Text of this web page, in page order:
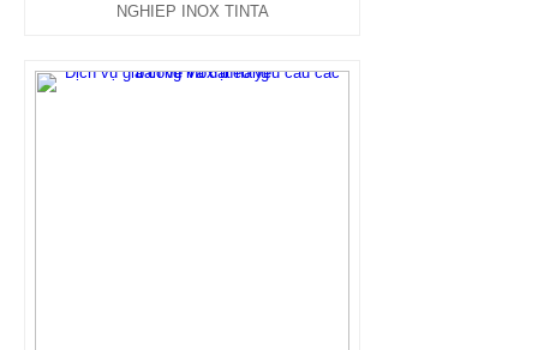
NGHIEP INOX TINTA